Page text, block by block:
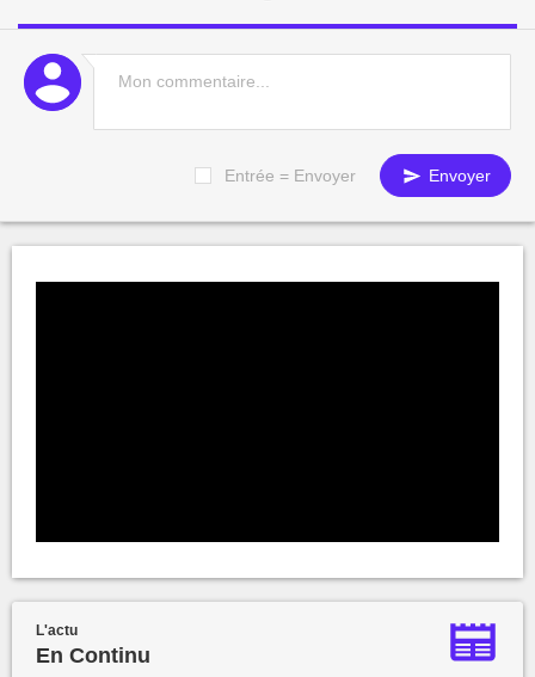
Entrée = Envoyer Envoyer
L'actu
En Continu